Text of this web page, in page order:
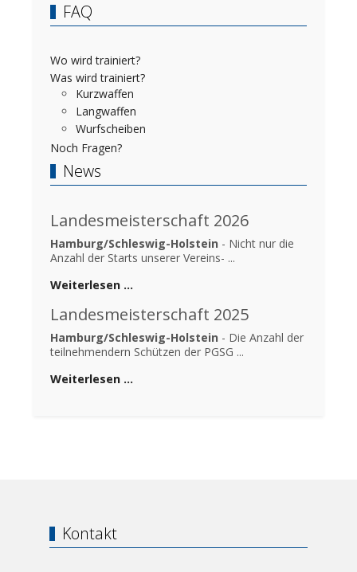
FAQ
Wo wird trainiert?
Was wird trainiert?
Kurzwaffen
Langwaffen
Wurfscheiben
Noch Fragen?
News
Landesmeisterschaft 2026
Hamburg/Schleswig-Holstein - Nicht nur die
Anzahl der Starts unserer Vereins- ...
Weiterlesen …
Landesmeisterschaft 2025
Hamburg/Schleswig-Holstein - Die Anzahl der
teilnehmendern Schützen der PGSG ...
Weiterlesen …
Kontakt